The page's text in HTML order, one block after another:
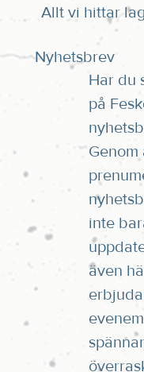
Allt vi hittar
Nyhetsbrev
Har du
på
Genom
inte
även